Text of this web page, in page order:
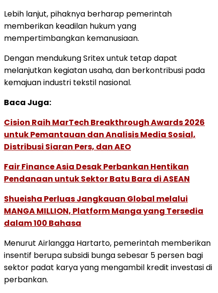
Lebih lanjut, pihaknya berharap pemerintah
memberikan keadilan hukum yang
mempertimbangkan kemanusiaan.
Dengan mendukung Sritex untuk tetap dapat
melanjutkan kegiatan usaha, dan berkontribusi pada
kemajuan industri tekstil nasional.
Baca Juga:
Cision Raih MarTech Breakthrough Awards 2026
untuk Pemantauan dan Analisis Media Sosial,
Distribusi Siaran Pers, dan AEO
Fair Finance Asia Desak Perbankan Hentikan
Pendanaan untuk Sektor Batu Bara di ASEAN
Shueisha Perluas Jangkauan Global melalui
MANGA MILLION, Platform Manga yang Tersedia
dalam 100 Bahasa
Menurut Airlangga Hartarto, pemerintah memberikan
insentif berupa subsidi bunga sebesar 5 persen bagi
sektor padat karya yang mengambil kredit investasi di
perbankan.